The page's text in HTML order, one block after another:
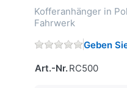
Kofferanhänger in
Fahrwerk
Geben
Art.-Nr.RC500